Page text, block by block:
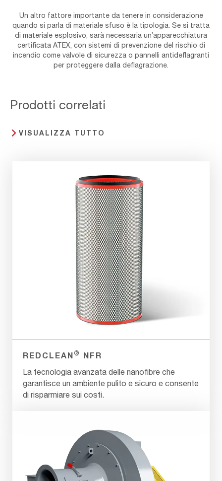
Un altro fattore importante da tenere in considerazione
quando si parla di materiale sfuso è la tipologia. Se si tratta
di materiale esplosivo, sarà necessaria un’apparecchiatura
certificata ATEX, con sistemi di prevenzione del rischio di
incendio come valvole di sicurezza o pannelli antideflagranti
per proteggere dalla deflagrazione.
Prodotti correlati
VISUALIZZA TUTTO
REDCLEAN ® NFR
La tecnologia avanzata delle nanofibre che
garantisce un ambiente pulito e sicuro e consente
di risparmiare sui costi.